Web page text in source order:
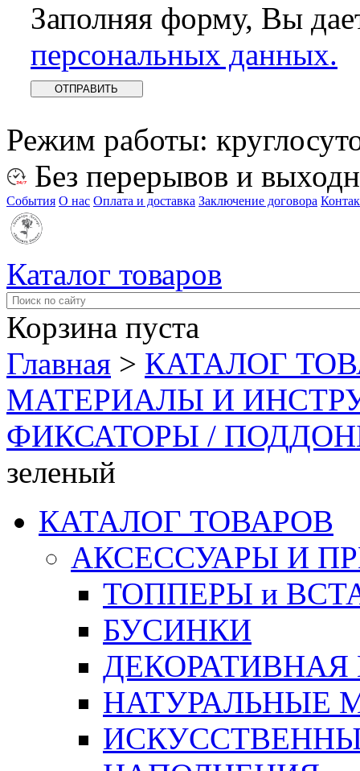
Заполняя форму, Вы
персональных данных.
Режим работы:
Без перерывов и
События О нас Оплата и доставка Заключение договора
Каталог товаров
Корзина пуста
Главная > КАТАЛОГ
МАТЕРИАЛЫ И
ФИКСАТОРЫ /
зеленый
КАТАЛОГ ТОВАРОВ
АКСЕССУАРЫ И
ТОППЕРЫ и
БУСИНКИ
ДЕКОРАТИВНАЯ
НАТУРАЛЬНЫЕ